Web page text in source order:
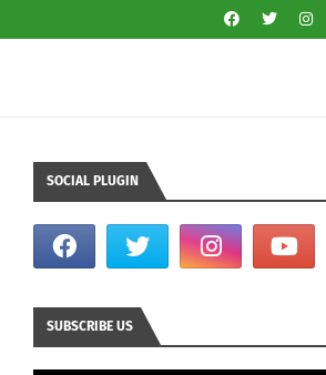
SOCIAL PLUGIN
SUBSCRIBE US